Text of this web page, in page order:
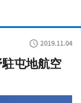
2019.11.04
屯地航空